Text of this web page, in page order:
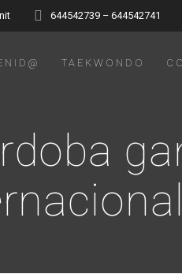
644542739 – 644542741
TAEKWONDO